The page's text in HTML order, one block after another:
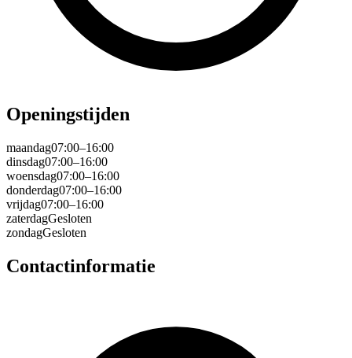
Openingstijden
maandag07:00–16:00
dinsdag07:00–16:00
woensdag07:00–16:00
donderdag07:00–16:00
vrijdag07:00–16:00
zaterdagGesloten
zondagGesloten
Contactinformatie